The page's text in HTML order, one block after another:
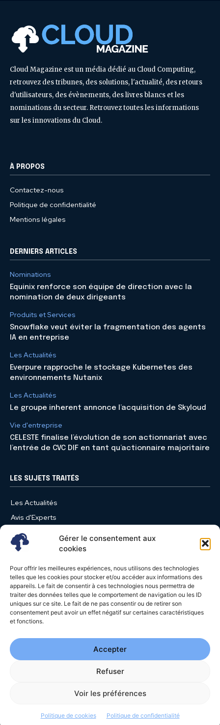
Gérer le consentement aux
cookies
Pour offrir les meilleures expériences, nous utilisons des technologies
telles que les cookies pour stocker et/ou accéder aux informations des
appareils. Le fait de consentir à ces technologies nous permettra de
traiter des données telles que le comportement de navigation ou les ID
uniques sur ce site. Le fait de ne pas consentir ou de retirer son
consentement peut avoir un effet négatif sur certaines caractéristiques
et fonctions.
Accepter
Refuser
Voir les préférences
Politique de cookies Politique de confidentialité
Cloud Magazine est un média dédié au Cloud Computing,
retrouvez des tribunes, des solutions, l'actualité, des retours
d'utilisateurs, des évènements, des livres blancs et les
nominations du secteur. Retrouvez toutes les informations
sur les innovations du Cloud.
À PROPOS
Contactez-nous
Politique de confidentialité
Mentions légales
DERNIERS ARTICLES
Nominations
Equinix renforce son équipe de direction avec la
nomination de deux dirigeants
Produits et Services
Snowflake veut éviter la fragmentation des agents
IA en entreprise
Les Actualités
Everpure rapproche le stockage Kubernetes des
environnements Nutanix
Les Actualités
Le groupe inherent annonce l’acquisition de Skyloud
Vie d'entreprise
CELESTE finalise l’évolution de son actionnariat avec
l’entrée de CVC DIF en tant qu’actionnaire majoritaire
LES SUJETS TRAITÉS
Les Actualités
Avis d'Experts
Produits et Services
Vie d'entreprise
Nominations
Études
Évènements
Video News
Confidentialité- Conditions| Crédits photos